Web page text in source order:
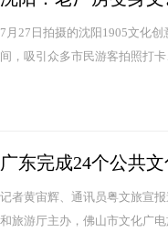
7月27日拍摄的沈阳1905文化
间，吸引众多市民游客拍照打
广东完成24个公共
记者黄宙辉、通讯员粤文旅宣
和旅游厅主办，佛山市文化广